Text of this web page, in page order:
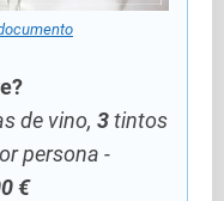
de vino, 3tintos
persona -
€